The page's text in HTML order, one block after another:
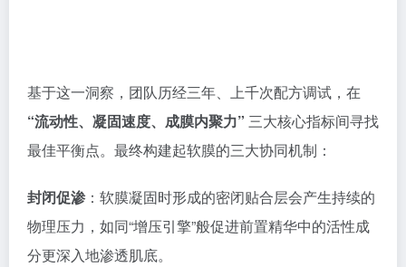
基于这一洞察，团队历经三年、上千次配方调试，在
“流动性、凝固速度、成膜内聚力” 三大核心指标间寻找
最佳平衡点。最终构建起软膜的三大协同机制：
封闭促渗 ：软膜凝固时形成的密闭贴合层会产生持续的
物理压力，如同“增压引擎”般促进前置精华中的活性成
分更深入地渗透肌底。